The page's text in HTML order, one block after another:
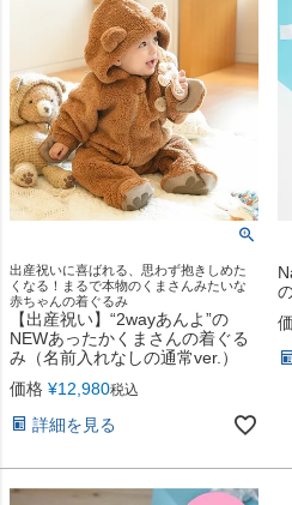
出産祝いに喜ばれる、思わず抱きしめた
くなる！まるで本物のくまさんみたいな
赤ちゃんの着ぐるみ
【出産祝い】“2wayあんよ”の
NEWあったかくまさんの着ぐる
み（名前入れなしの通常ver.）
価格 ¥12,980税込
詳細を見る